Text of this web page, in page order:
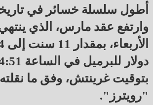
أطول سلسلة خسائر في
وارتفع عقد مارس، الذي
دولار للبرميل في
بتوقيت غرينتش، وفق ما نقلته
"رويترز".